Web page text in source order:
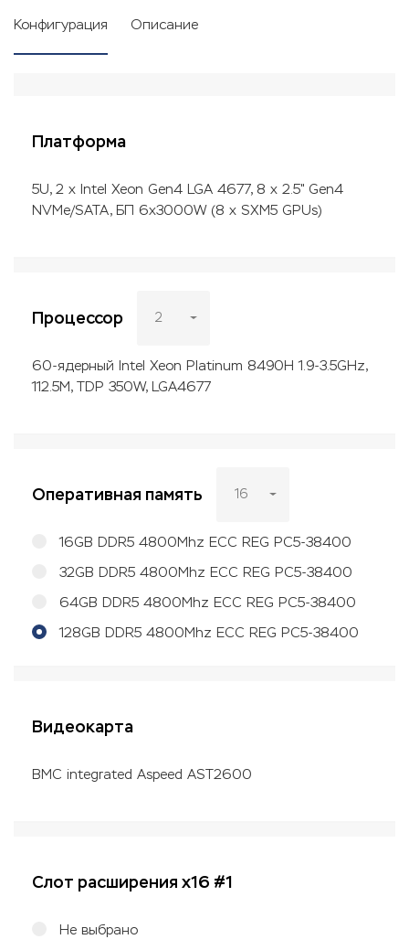
Конфигурация Описание
Платформа
5U, 2 x Intel Xeon Gen4 LGA 4677, 8 x 2.5" Gen4
NVMe/SATA, БП 6x3000W (8 x SXM5 GPUs)
Процессор 2
60-ядерный Intel Xeon Platinum 8490H 1.9-3.5GHz,
112.5M, TDP 350W, LGA4677
Оперативная память 16
16GB DDR5 4800Mhz ECC REG PC5-38400
32GB DDR5 4800Mhz ECC REG PC5-38400
64GB DDR5 4800Mhz ECC REG PC5-38400
128GB DDR5 4800Mhz ECC REG PC5-38400
Видеокарта
BMC integrated Aspeed AST2600
Слот расширения x16 #1
Не выбрано